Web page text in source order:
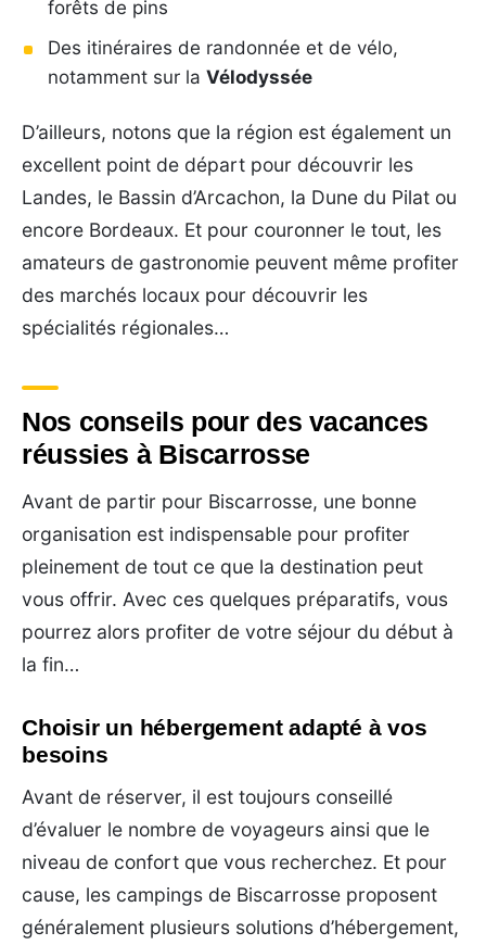
forêts de pins
Des itinéraires de randonnée et de vélo,
notamment sur la Vélodyssée
D’ailleurs, notons que la région est également un
excellent point de départ pour découvrir les
Landes, le Bassin d’Arcachon, la Dune du Pilat ou
encore Bordeaux. Et pour couronner le tout, les
amateurs de gastronomie peuvent même profiter
des marchés locaux pour découvrir les
spécialités régionales…
Nos conseils pour des vacances
réussies à Biscarrosse
Avant de partir pour Biscarrosse, une bonne
organisation est indispensable pour profiter
pleinement de tout ce que la destination peut
vous offrir. Avec ces quelques préparatifs, vous
pourrez alors profiter de votre séjour du début à
la fin…
Choisir un hébergement adapté à vos
besoins
Avant de réserver, il est toujours conseillé
d’évaluer le nombre de voyageurs ainsi que le
niveau de confort que vous recherchez. Et pour
cause, les campings de Biscarrosse proposent
généralement plusieurs solutions d’hébergement,